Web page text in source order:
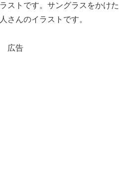
ストです。サングラスをかけた
さんのイラストです。
広告